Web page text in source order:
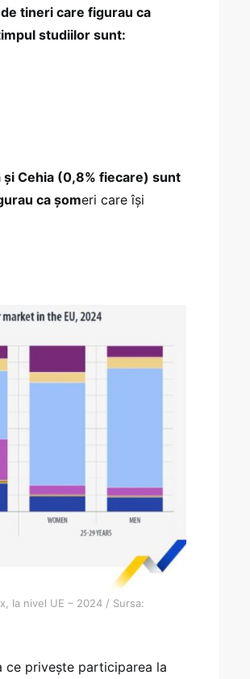
tineri care figurau ca
studiilor sunt:
și Cehia (0,8% fiecare) sunt
ca șomeri care își
la nivel UE – 2024 / Sursa:
ce privește participarea la